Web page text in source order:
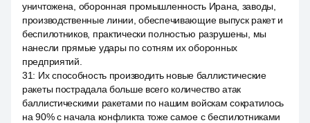
уничтожена, оборонная промышленность Ирана, заводы,
производственные линии, обеспечивающие выпуск ракет и
беспилотников, практически полностью разрушены, мы
нанесли прямые удары по сотням их оборонных
предприятий.
31: Их способность производить новые баллистические
ракеты пострадала больше всего количество атак
баллистическими ракетами по нашим войскам сократилось
на 90% с начала конфликта тоже самое с беспилотниками